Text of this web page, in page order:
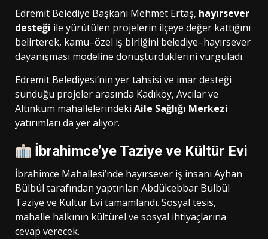
Edremit Belediye Başkanı Mehmet Ertaş, hayırsever
desteği ile yürütülen projelerin ilçeye değer kattığını
belirterek, kamu–özel iş birliğini belediye–hayırsever
dayanışması modeline dönüştürdüklerini vurguladı.
Edremit Belediyesi’nin yer tahsisi ve imar desteği
sunduğu projeler arasında Kadıköy, Avcılar ve
Altınkum mahallelerindeki Aile Sağlığı Merkezi
yatırımları da yer alıyor.
İbrahimce’ye Taziye ve Kültür Evi
İbrahimce Mahallesi’nde hayırsever iş insanı Ayhan
Bülbül tarafından yaptırılan Abdülcebbar Bülbül
Taziye ve Kültür Evi tamamlandı. Sosyal tesis,
mahalle halkının kültürel ve sosyal ihtiyaçlarına
cevap verecek.